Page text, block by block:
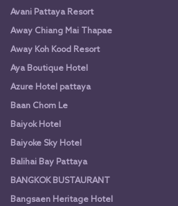
Avani Pattaya Resort
Away Chiang Mai Thapae
Away Koh Kood Resort
Aya Boutique Hotel
Azure Hotel pattaya
Baan Chom Le
Baiyok Hotel
Baiyoke Sky Hotel
Balihai Bay Pattaya
BANGKOK BUSTAURANT
Bangsaen Heritage Hotel